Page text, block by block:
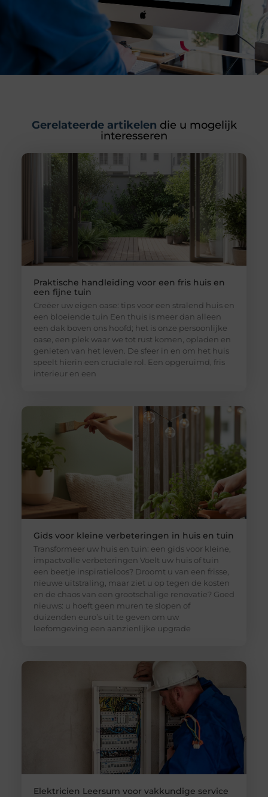
Gerelateerde artikelen die u mogelijk
interesseren
Praktische handleiding voor een fris huis en
een fijne tuin
Creëer uw eigen oase: tips voor een stralend huis en
een bloeiende tuin Een thuis is meer dan alleen
een dak boven ons hoofd; het is onze persoonlijke
oase, een plek waar we tot rust komen, opladen en
genieten van het leven. De sfeer in en om het huis
speelt hierin een cruciale rol. Een opgeruimd, fris
interieur en een
Gids voor kleine verbeteringen in huis en tuin
Transformeer uw huis en tuin: een gids voor kleine,
impactvolle verbeteringen Voelt uw huis of tuin
een beetje inspiratieloos? Droomt u van een frisse,
nieuwe uitstraling, maar ziet u op tegen de kosten
en de chaos van een grootschalige renovatie? Goed
nieuws: u hoeft geen muren te slopen of
duizenden euro’s uit te geven om uw
leefomgeving een aanzienlijke upgrade
Elektricien Leersum voor vakkundige service